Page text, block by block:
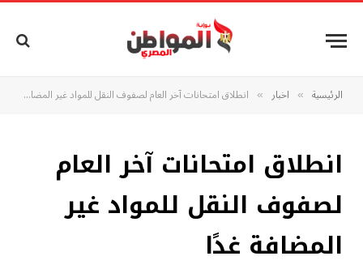
الرئيسية » اخبار » انطلاق امتحانات آخر العام لصفوف النقل للمواد غير المضافة غدًا
انطلاق امتحانات آخر العام
لصفوف النقل للمواد غير
المضافة غدًا